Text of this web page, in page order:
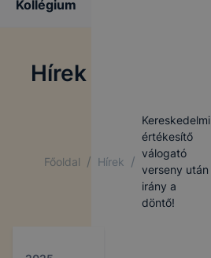
Kollégium
Hírek
Főoldal / Hírek /
Kereskedelmi
értékesítő
válogató
verseny után
irány a
döntő!